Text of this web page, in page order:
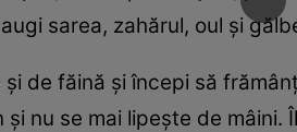
sarea, zahărul, oul și
de făină și începi să
și nu se mai lipește de